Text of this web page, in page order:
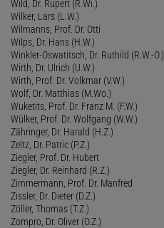
Wild, Dr. Rupert (R.Wi.)
Wilker, Lars (L.W.)
Wilmanns, Prof. Dr. Otti
Wilps, Dr. Hans (H.W.)
Winkler-Oswatitsch, Dr. Ruthild (R.W.-O.)
Wirth, Dr. Ulrich (U.W.)
Wirth, Prof. Dr. Volkmar (V.W.)
Wolf, Dr. Matthias (M.Wo.)
Wuketits, Prof. Dr. Franz M. (F.W.)
Wülker, Prof. Dr. Wolfgang (W.W.)
Zähringer, Dr. Harald (H.Z.)
Zeltz, Dr. Patric (P.Z.)
Ziegler, Prof. Dr. Hubert
Ziegler, Dr. Reinhard (R.Z.)
Zimmermann, Prof. Dr. Manfred
Zissler, Dr. Dieter (D.Z.)
Zöller, Thomas (T.Z.)
Zompro, Dr. Oliver (O.Z.)